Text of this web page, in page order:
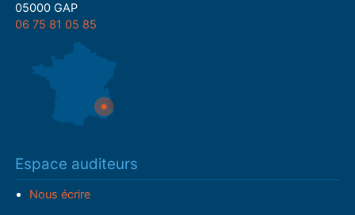
05000 GAP
06 75 81 05 85
Espace auditeurs
Nous écrire